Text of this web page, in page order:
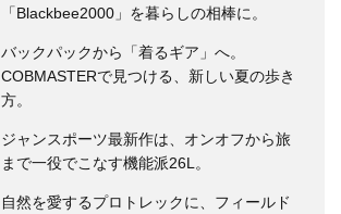
「Blackbee2000」を暮らしの相棒に。
バックパックから「着るギア」へ。
COBMASTERで見つける、新しい夏の歩き
方。
ジャンスポーツ最新作は、オンオフから旅
まで一役でこなす機能派26L。
自然を愛するプロトレックに、フィールド